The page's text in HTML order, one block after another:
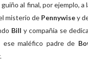
al final, por ejemplo, a
misterio de Pennywisey
Billy compañía se
ese maléfico padre de